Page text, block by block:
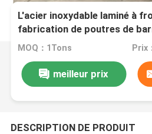
L'acier inoxydable laminé à
fabrication de poutres de
ASTM AISI 317 317L 1.4438
MOQ：1Tons
meilleur prix
DESCRIPTION DE PRODUIT